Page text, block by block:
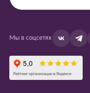
Мы в соцсетях